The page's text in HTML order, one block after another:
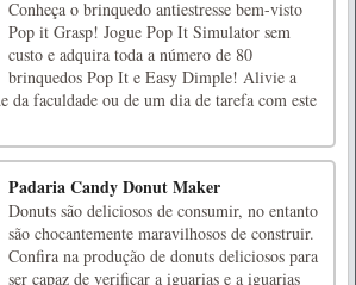
Conheça o brinquedo antiestresse bem-visto
Pop it Grasp! Jogue Pop It Simulator sem
custo e adquira toda a número de 80
brinquedos Pop It e Easy Dimple! Alivie a
da faculdade ou de um dia de tarefa com este
Padaria Candy Donut Maker
Donuts são deliciosos de consumir, no entanto
são chocantemente maravilhosos de construir.
Confira na produção de donuts deliciosos para
ser capaz de verificar a iguarias e a iguarias